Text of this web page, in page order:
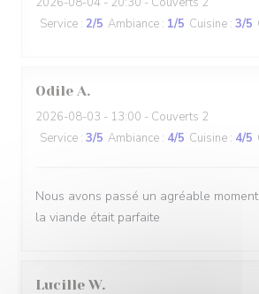
Service : 2/5 Ambiance : 1/5 Cuisine : 3/5
Odile A
2026-08-03 - 13:00 - Couverts 2
Service : 3/5 Ambiance : 4/5 Cuisine : 4/5
Nous avons passé un agréable
la viande était parfaite
Lucille W